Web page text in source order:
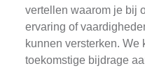
vertellen waarom je bij
ervaring of
kunnen versterken. We
toekomstige bijdrage